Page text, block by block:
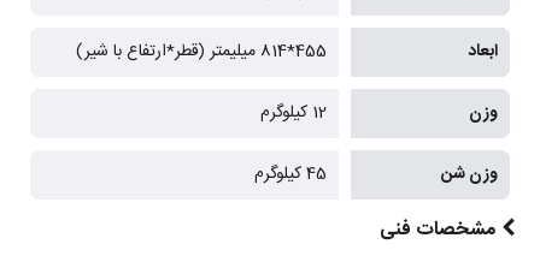
ابعاد 455*814 میلیمتر (قطر*ارتفاع با شیر)
وزن 12 کیلوگرم
وزن شن 45 کیلوگرم
مشخصات فنی